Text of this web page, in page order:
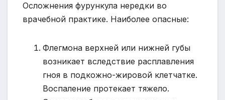
Осложнения фурункула нередки во
врачебной практике. Наиболее опасные:
Флегмона верхней или нижней губы
возникает вследствие расплавления
гноя в подкожно-жировой клетчатке.
Воспаление протекает тяжело.